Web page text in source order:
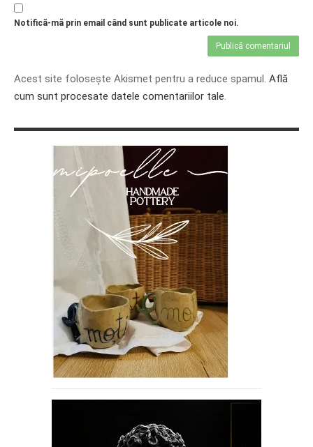
Notifică-mă prin email când sunt publicate articole noi.
Acest site folosește Akismet pentru a reduce spamul. Află
cum sunt procesate datele comentariilor tale